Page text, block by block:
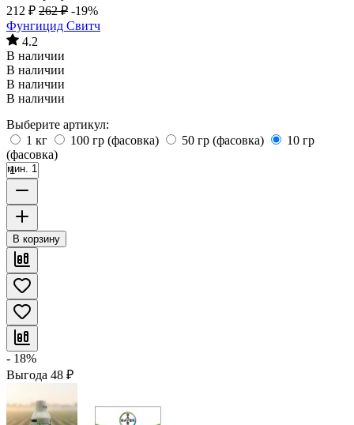
212 ₽ 262 ₽ -19%
Фунгицид Свитч
4.2
В наличии
В наличии
В наличии
В наличии
Выберите артикул:
1 кг
100 гр (фасовка) 50 гр (фасовка)
10 гр
(фасовка)
мин. 1
В корзину
- 18%
Выгода 48 ₽